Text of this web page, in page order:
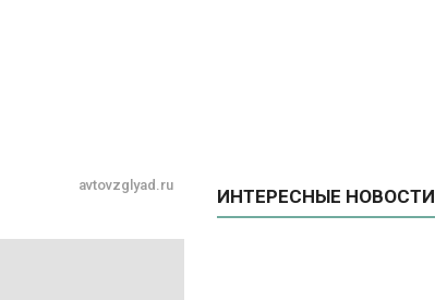
avtovzglyad.ru
ИНТЕРЕСНЫЕ НОВОСТИ